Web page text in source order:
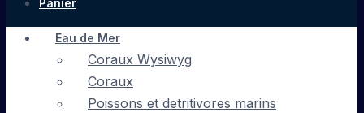
Panier
Eau de Mer
Coraux Wysiwyg
Coraux
Poissons et detritivores marins